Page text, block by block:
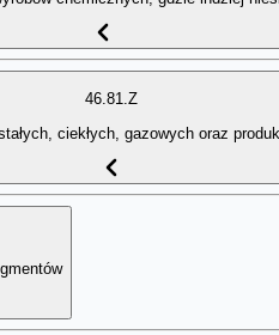
46.81.Z
ciekłych, gazowych oraz